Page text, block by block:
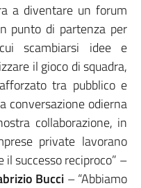
a diventare un forum
punto di partenza per
scambiarsi idee e
il gioco di squadra,
tra pubblico e
conversazione odierna
collaborazione, in
private lavorano
successo reciproco” –
Bucci – “Abbiamo